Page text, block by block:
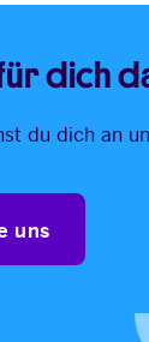
dich
du dich an
uns